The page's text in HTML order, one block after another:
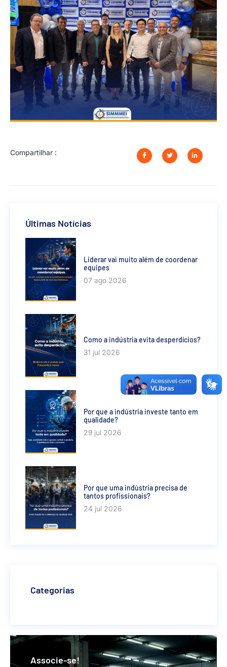
Compartilhar :
Últimas Notícias
Liderar vai muito além de coordenar
equipes
07 ago 2026
Como a indústria evita desperdícios?
31 jul 2026
Por que a indústria investe tanto em
qualidade?
29 jul 2026
Por que uma indústria precisa de
tantos profissionais?
24 jul 2026
Categorias
Associe-se!